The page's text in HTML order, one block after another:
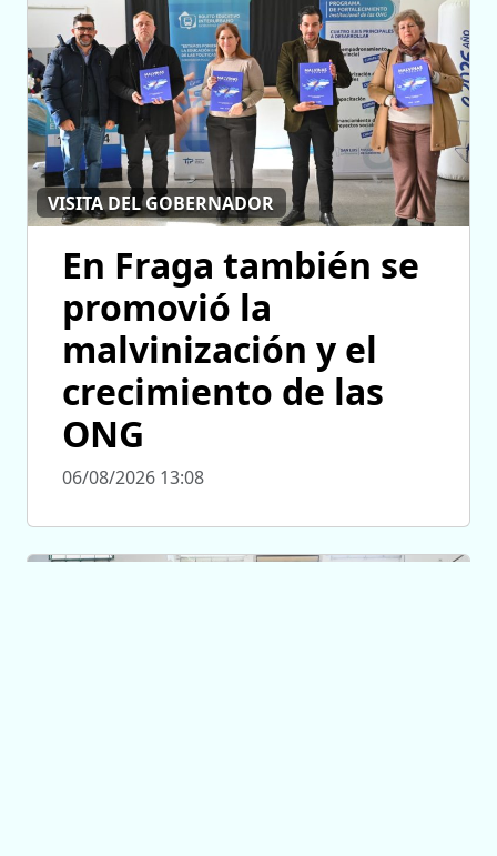
VISITA DEL GOBERNADOR
En Fraga también se
promovió la
malvinización y el
crecimiento de las
ONG
06/08/2026 13:08